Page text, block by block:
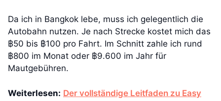
Da ich in Bangkok lebe, muss ich gelegentlich die
Autobahn nutzen. Je nach Strecke kostet mich das
฿50 bis ฿100 pro Fahrt. Im Schnitt zahle ich rund
฿800 im Monat oder ฿9.600 im Jahr für
Mautgebühren.
Weiterlesen: Der vollständige Leitfaden zu Easy